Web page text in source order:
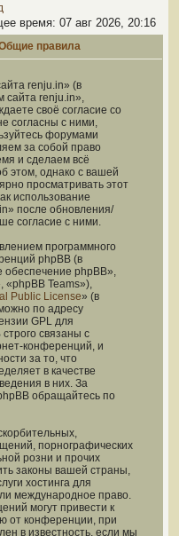
время: 07 авг 2026, 20:16
правила
renju.in» (в
renju.in»,
своё согласие со
согласны с ними,
форумами
за собой право
и сделаем всё
этом, однако с вашей
просматривать этот
использование
после обновления/
согласие с ними.
программного
phpBB (в
phpBB»,
«phpBB Teams»),
Public License» (в
по адресу
GPL для
связаны с
конференций, и
за то, что
в качестве
в них. За
обращайтесь по
порнографических
розни и прочих
законы вашей страны,
хостинга для
международное право.
могут привести к
от конференции, при
в известность, если мы